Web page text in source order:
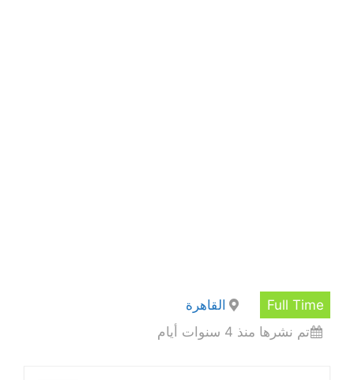
Full Time
القاهرة
تم نشرها منذ 4 سنوات أيام